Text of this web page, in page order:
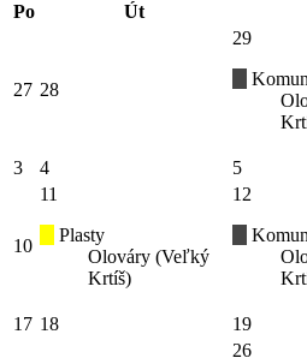
Po
Út
27 28
29
3 4 5
10
11
Plasty
Olováry (Veľký
Krtíš)
12
17 18 19
26